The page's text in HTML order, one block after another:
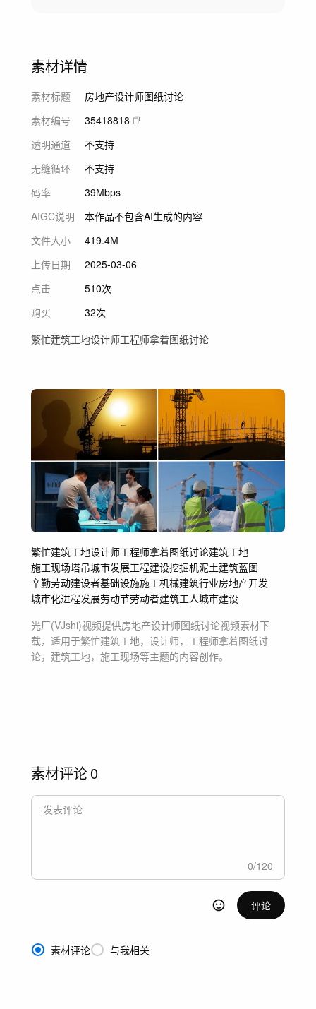
素材详情
素材标题
房地产设计师图纸讨论
素材编号
35418818
透明通道
不支持
无缝循环
不支持
码率
39Mbps
AIGC说明
本作品不包含AI生成的内容
文件大小
419.4M
上传日期
2025-03-06
点击
510次
购买
32次
繁忙建筑工地设计师工程师拿着图纸讨论
繁忙建筑工地设计师工程师拿着图纸讨论建筑工地
施工现场塔吊城市发展工程建设挖掘机泥土建筑蓝图
辛勤劳动建设者基础设施施工机械建筑行业房地产开发
城市化进程发展劳动节劳动者建筑工人城市建设
光厂(VJshi)视频提供房地产设计师图纸讨论视频素材下
载，适用于繁忙建筑工地，设计师，工程师拿着图纸讨
论，建筑工地，施工现场等主题的内容创作。
素材评论0
0/120
评论
素材评论 与我相关